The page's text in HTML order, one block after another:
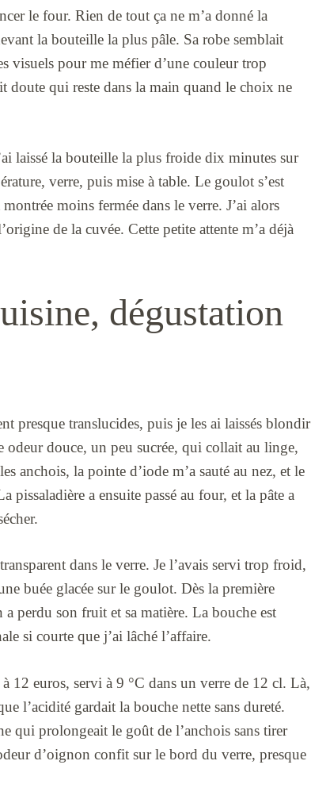
le four. Rien de tout ça ne m’a donné la
la bouteille la plus pâle. Sa robe semblait
visuels pour me méfier d’une couleur trop
doute qui reste dans la main quand le choix ne
laissé la bouteille la plus froide dix minutes sur
verre, puis mise à table. Le goulot s’est
moins fermée dans le verre. J’ai alors
de la cuvée. Cette petite attente m’a déjà
dégustation
presque translucides, puis je les ai laissés blondir
douce, un peu sucrée, qui collait au linge,
anchois, la pointe d’iode m’a sauté au nez, et le
a ensuite passé au four, et la pâte a
dans le verre. Je l’avais servi trop froid,
buée glacée sur le goulot. Dès la première
perdu son fruit et sa matière. La bouche est
si courte que j’ai lâché l’affaire.
12 euros, servi à 9 °C dans un verre de 12 cl. Là,
l’acidité gardait la bouche nette sans dureté.
qui prolongeait le goût de l’anchois sans tirer
d’oignon confit sur le bord du verre, presque